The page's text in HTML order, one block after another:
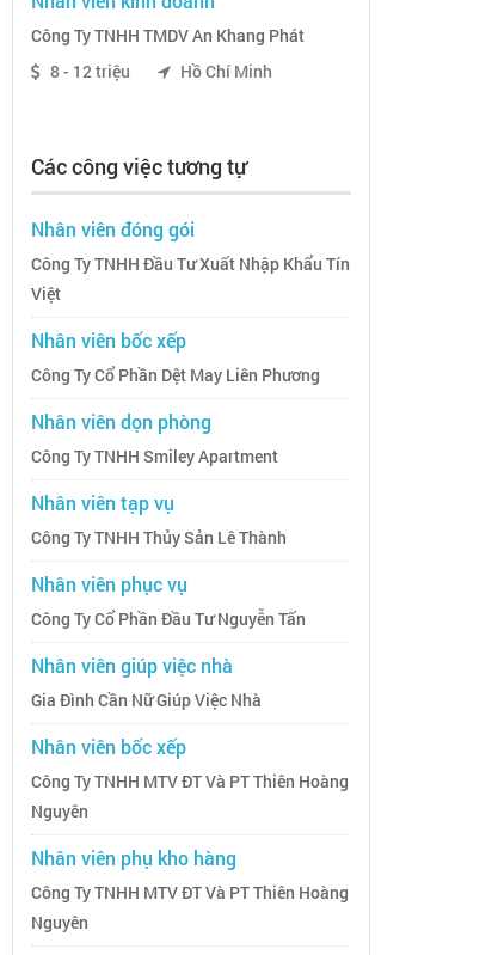
Công Ty TNHH TMDV An Khang Phát
8 - 12 triệu
Hồ Chí Minh
Các công việc tương tự
Nhân viên đóng gói
Công Ty TNHH Đầu Tư Xuất Nhập Khẩu Tín
Việt
Nhân viên bốc xếp
Công Ty Cổ Phần Dệt May Liên Phương
Nhân viên dọn phòng
Công Ty TNHH Smiley Apartment
Nhân viên tạp vụ
Công Ty TNHH Thủy Sản Lê Thành
Nhân viên phục vụ
Công Ty Cổ Phần Đầu Tư Nguyễn Tấn
Nhân viên giúp việc nhà
Gia Đình Cần Nữ Giúp Việc Nhà
Nhân viên bốc xếp
Công Ty TNHH MTV ĐT Và PT Thiên Hoàng
Nguyên
Nhân viên phụ kho hàng
Công Ty TNHH MTV ĐT Và PT Thiên Hoàng
Nguyên